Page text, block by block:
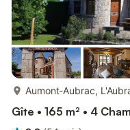
Aumont-Aubrac,
Gîte • 165 m² • 4